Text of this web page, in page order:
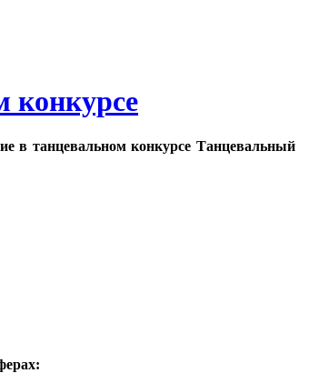
конкурсе
в танцевальном конкурсе Танцевальный